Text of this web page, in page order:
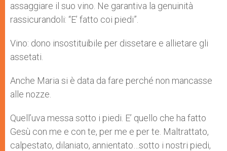
assaggiare il suo vino. Ne garantiva la genuinità
rassicurandoli: “E’ fatto coi piedi”.
Vino: dono insostituibile per dissetare e allietare gli
assetati.
Anche Maria si è data da fare perché non mancasse
alle nozze.
Quell’uva messa sotto i piedi. E’ quello che ha fatto
Gesù con me e con te, per me e per te. Maltrattato,
calpestato, dilaniato, annientato…sotto i nostri piedi,